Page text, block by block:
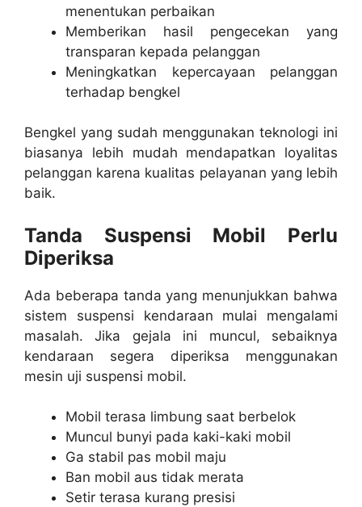
menentukan perbaikan
Memberikan hasil pengecekan yang
transparan kepada pelanggan
Meningkatkan kepercayaan pelanggan
terhadap bengkel
Bengkel yang sudah menggunakan teknologi ini
biasanya lebih mudah mendapatkan loyalitas
pelanggan karena kualitas pelayanan yang lebih
baik.
Tanda Suspensi Mobil Perlu
Diperiksa
Ada beberapa tanda yang menunjukkan bahwa
sistem suspensi kendaraan mulai mengalami
masalah. Jika gejala ini muncul, sebaiknya
kendaraan segera diperiksa menggunakan
mesin uji suspensi mobil.
Mobil terasa limbung saat berbelok
Muncul bunyi pada kaki-kaki mobil
Ga stabil pas mobil maju
Ban mobil aus tidak merata
Setir terasa kurang presisi